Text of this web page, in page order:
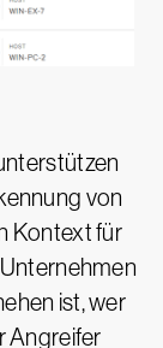
von
Kontext für
ist, wer
Angreifer